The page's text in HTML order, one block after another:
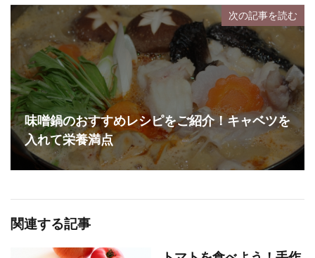
次の記事を読む
味噌鍋のおすすめレシピをご紹介！キャベツを
入れて栄養満点
関連する記事